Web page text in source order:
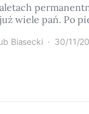
wiele pań. Po
Biasecki 30/11/